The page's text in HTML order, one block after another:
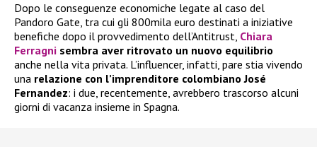
Dopo le conseguenze economiche legate al caso del
Pandoro Gate, tra cui gli 800mila euro destinati a iniziative
benefiche dopo il provvedimento dell’Antitrust, Chiara
Ferragni sembra aver ritrovato un nuovo equilibrio
anche nella vita privata. L’influencer, infatti, pare stia vivendo
una relazione con l’imprenditore colombiano José
Fernandez: i due, recentemente, avrebbero trascorso alcuni
giorni di vacanza insieme in Spagna.